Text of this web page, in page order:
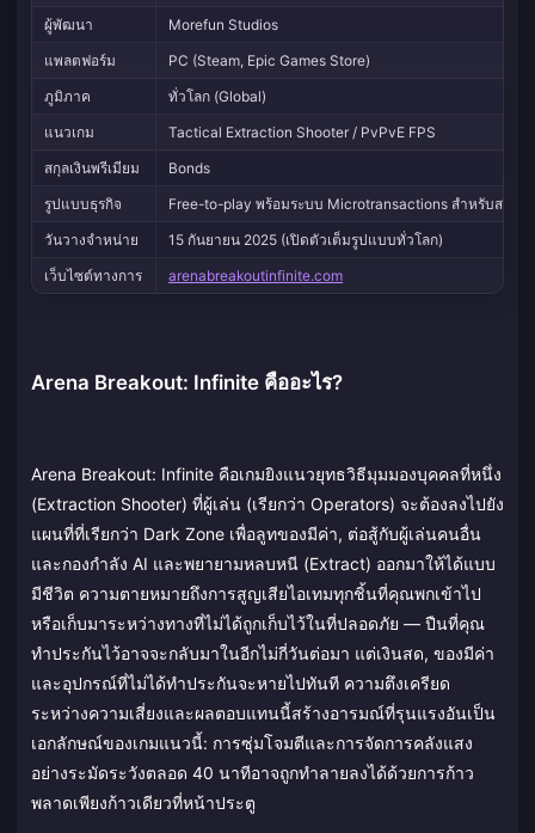
ผู้พัฒนา
Morefun Studios
แพลตฟอร์ม
PC (Steam, Epic Games Store)
ภูมิภาค
ทั่วโลก (Global)
แนวเกม
Tactical Extraction Shooter / PvPvE FPS
สกุลเงินพรีเมียม
Bonds
รูปแบบธุรกิจ
Free-to-play พร้อมระบบ Microtransactions สำหรับสกินแ
วันวางจำหน่าย
15 กันยายน 2025 (เปิดตัวเต็มรูปแบบทั่วโลก)
เว็บไซต์ทางการ
arenabreakoutinfinite.com
Arena Breakout: Infinite คืออะไร?
Arena Breakout: Infinite คือเกมยิงแนวยุทธวิธีมุมมองบุคคลที่หนึ่ง
(Extraction Shooter) ที่ผู้เล่น (เรียกว่า Operators) จะต้องลงไปยัง
แผนที่ที่เรียกว่า Dark Zone เพื่อลูทของมีค่า, ต่อสู้กับผู้เล่นคนอื่น
และกองกำลัง AI และพยายามหลบหนี (Extract) ออกมาให้ได้แบบ
มีชีวิต ความตายหมายถึงการสูญเสียไอเทมทุกชิ้นที่คุณพกเข้าไป
หรือเก็บมาระหว่างทางที่ไม่ได้ถูกเก็บไว้ในที่ปลอดภัย — ปืนที่คุณ
ทำประกันไว้อาจจะกลับมาในอีกไม่กี่วันต่อมา แต่เงินสด, ของมีค่า
และอุปกรณ์ที่ไม่ได้ทำประกันจะหายไปทันที ความตึงเครียด
ระหว่างความเสี่ยงและผลตอบแทนนี้สร้างอารมณ์ที่รุนแรงอันเป็น
เอกลักษณ์ของเกมแนวนี้: การซุ่มโจมตีและการจัดการคลังแสง
อย่างระมัดระวังตลอด 40 นาทีอาจถูกทำลายลงได้ด้วยการก้าว
พลาดเพียงก้าวเดียวที่หน้าประตู